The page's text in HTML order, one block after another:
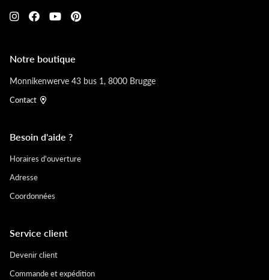
Notre boutique
Monnikenwerve 43 bus 1, 8000 Brugge
Contact
Besoin d'aide ?
Horaires d'ouverture
Adresse
Coordonnées
Service client
Devenir client
Commande et expédition